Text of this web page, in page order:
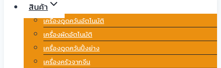
สินค้า
เครื่องดูดควันอัตโนมัติ
เครื่องผัดอัตโนมัติ
เครื่องดูดควันปิ้งย่าง
เครื่องครัวจากจีน